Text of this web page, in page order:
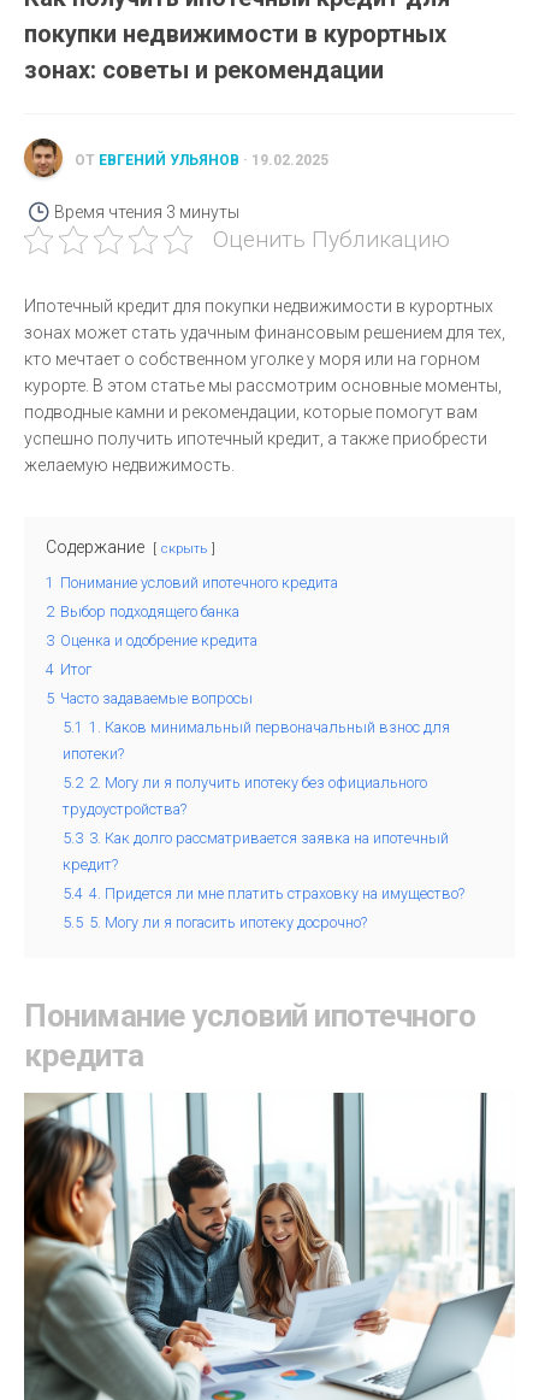
покупки недвижимости в курортных
зонах: советы и рекомендации
ОТ ЕВГЕНИЙ УЛЬЯНОВ · 19.02.2025
Время чтения 3 минуты
Оценить Публикацию
Ипотечный кредит для покупки недвижимости в курортных
зонах может стать удачным финансовым решением для тех,
кто мечтает о собственном уголке у моря или на горном
курорте. В этом статье мы рассмотрим основные моменты,
подводные камни и рекомендации, которые помогут вам
успешно получить ипотечный кредит, а также приобрести
желаемую недвижимость.
Содержание скрыть
1 Понимание условий ипотечного кредита
2 Выбор подходящего банка
3 Оценка и одобрение кредита
4 Итог
5 Часто задаваемые вопросы
5.1 1. Каков минимальный первоначальный взнос для
ипотеки?
5.2 2. Могу ли я получить ипотеку без официального
трудоустройства?
5.3 3. Как долго рассматривается заявка на ипотечный
кредит?
5.4 4. Придется ли мне платить страховку на имущество?
5.5 5. Могу ли я погасить ипотеку досрочно?
Понимание условий ипотечного
кредита